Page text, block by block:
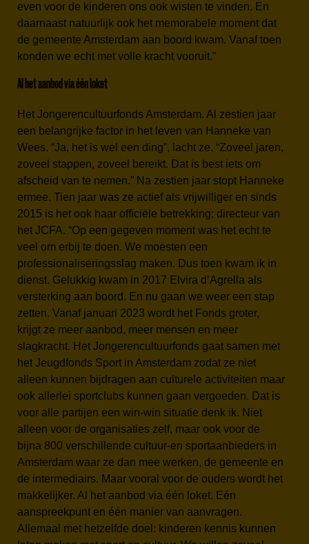
even voor de kinderen ons ook wisten te vinden. En
daarnaast natuurlijk ook het memorabele moment dat
de gemeente Amsterdam aan boord kwam. Vanaf toen
konden we echt met volle kracht vooruit.”
Al het aanbod via één loket
Het Jongerencultuurfonds Amsterdam. Al zestien jaar
een belangrijke factor in het leven van Hanneke van
Wees. “Ja, het is wel een ding”, lacht ze. “Zoveel jaren,
zoveel stappen, zoveel bereikt. Dat is best iets om
afscheid van te nemen.” Na zestien jaar stopt Hanneke
ermee. Tien jaar was ze actief als vrijwilliger en sinds
2015 is het ook haar officiële betrekking; directeur van
het JCFA. “Op een gegeven moment was het echt te
veel om erbij te doen. We moesten een
professionaliseringsslag maken. Dus toen kwam ik in
dienst. Gelukkig kwam in 2017 Elvira d’Agrella als
versterking aan boord. En nu gaan we weer een stap
zetten. Vanaf januari 2023 wordt het Fonds groter,
krijgt ze meer aanbod, meer mensen en meer
slagkracht. Het Jongerencultuurfonds gaat samen met
het Jeugdfonds Sport in Amsterdam zodat ze niet
alleen kunnen bijdragen aan culturele activiteiten maar
ook allerlei sportclubs kunnen gaan vergoeden. Dat is
voor alle partijen een win-win situatie denk ik. Niet
alleen voor de organisaties zelf, maar ook voor de
bijna 800 verschillende cultuur-en sportaanbieders in
Amsterdam waar ze dan mee werken, de gemeente en
de intermediairs. Maar vooral voor de ouders wordt het
makkelijker. Al het aanbod via één loket. Eén
aanspreekpunt en één manier van aanvragen.
Allemaal met hetzelfde doel: kinderen kennis kunnen